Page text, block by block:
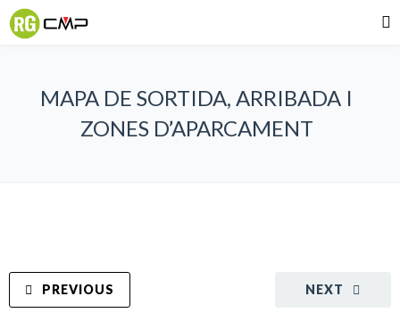
MAPA DE SORTIDA, ARRIBADA I
ZONES D’APARCAMENT
NEXT
PREVIOUS